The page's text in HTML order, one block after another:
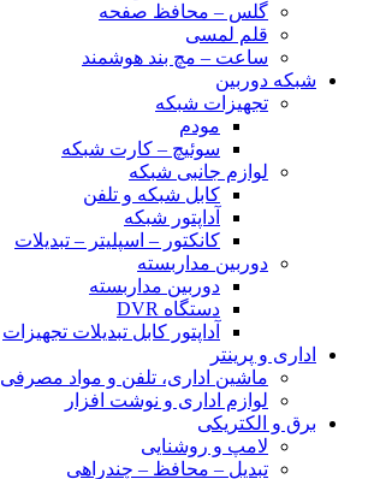
گلس – محافظ صفحه
قلم لمسی
ساعت – مچ بند هوشمند
شبکه دوربین
تجهیزات شبکه
مودم
سوئیچ – کارت شبکه
لوازم جانبی شبکه
کابل شبکه و تلفن
آداپتور شبکه
کانکتور – اسپلیتر – تبدیلات
دوربین مداربسته
دوربین مداربسته
دستگاه DVR
آداپتور کابل تبدیلات تجهیزات
اداری و پرینتر
ماشین اداری، تلفن و مواد مصرفی
لوازم اداری و نوشت افزار
برق و الکتریکی
لامپ و روشنایی
تبدیل – محافظ – چندراهی